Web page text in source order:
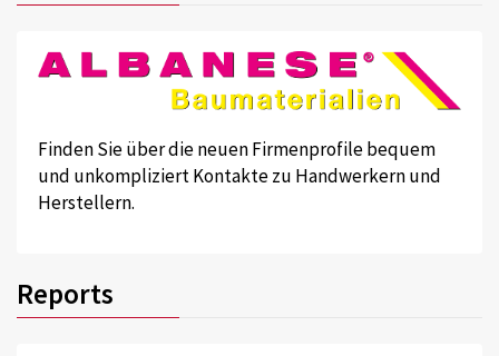
Finden Sie über die neuen Firmenprofile bequem
und unkompliziert Kontakte zu Handwerkern und
Herstellern.
Reports